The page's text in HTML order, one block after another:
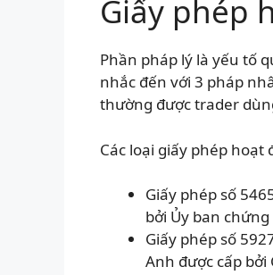
Giấy phép
Phần pháp lý là yếu tố
nhắc đến với 3 pháp
thường được trader
Các loại giấy phép hoạt
Giấy phép số
bởi Ủy ban chứng
Giấy phép số
Anh được cấp bởi